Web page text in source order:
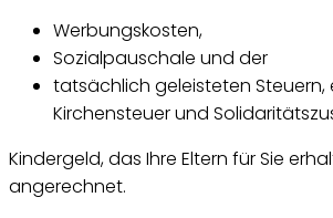
Werbungskosten,
Sozialpauschale und der
tatsächlich geleisteten Steuern,
Kirchensteuer und
Kindergeld, das Ihre Eltern für Sie
angerechnet.